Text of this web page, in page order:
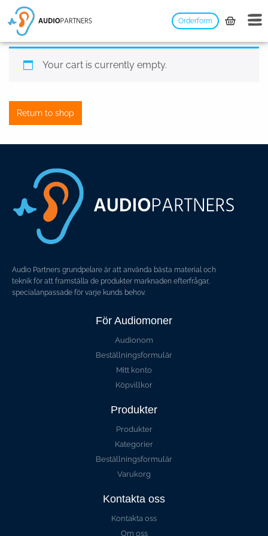
Orderform
Your cart is currently empty.
Return to shop
Audio Partners grundpelare är att använda bästa material och
teknik för att framställa de produkter marknaden efterfrågar,
specialanpassade för varje kunds behov.
För Audiomoner
Audionom
Beställningsformulär
Mitt konto
Köpvillkor
Produkter
Produkter
Kategorier
Beställningsformulär
Varukorg
Kontakta oss
Kontakta oss
Om oss